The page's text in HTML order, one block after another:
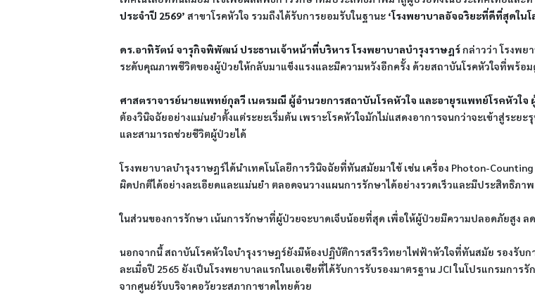
ประจำปี 2569’ สาขาโรคหัวใจ รวมถึงได้รับการยอมรับในฐานะ ‘โรงพยาบาลอัจฉริยะที่ดีที่สุดในโ
ดร.อาทิรัตน์ จารุกิจพิพัฒน์ ประธานเจ้าหน้าที่บริหาร โรงพยาบาลบำรุงราษฎร์ กล่าวว่า โรงพย
ระดับคุณภาพชีวิตของผู้ป่วยให้กลับมาแข็งแรงและมีความหวังอีกครั้ง ด้วยสถาบันโรคหัวใจที่พร้
ศาสตราจารย์นายแพทย์กุลวี เนตรมณี ผู้อำนวยการสถาบันโรคหัวใจ และอายุรแพทย์โรคหัวใ
ต้องวินิจฉัยอย่างแม่นยำตั้งแต่ระยะเริ่มต้น เพราะโรคหัวใจมักไม่แสดงอาการจนกว่าจะเข้าสู่ระ
และสามารถช่วยชีวิตผู้ป่วยได้
โรงพยาบาลบำรุงราษฎร์ได้นำเทคโนโลยีการวินิจฉัยที่ทันสมัยมาใช้ เช่น เครื่อง Photon-
ผิดปกติได้อย่างละเอียดและแม่นยำ ​​ต​ลอดจนวางแผนการรักษาได้อย่างรวดเร็วและมีประสิทธิภาพ
ใ​นส่วนของการรักษา เน้นการรักษา​ที่ผู้ป่วย​จะบาดเจ็บน้อยที่สุด ​เพื่อให้ผู้ป่วยมีความปลอดภัยสูง
น​อกจากนี้ ​สถาบันโรคหัวใจบำรุงราษฎร์​ยังมีห้องปฏิบัติการสรีรวิทยาไฟฟ้าหัวใจที่ทันสมัย รองรับ
ละเมื่อปี 2565​ ยังเป็นโรงพยาบาลแรกในเอเชียที่ได้รับการรับรองมาตรฐาน JCI ในโปรแกรมกา
จากศูนย์รับบริจาคอวัยวะสภากาชาดไทย​ด้วย